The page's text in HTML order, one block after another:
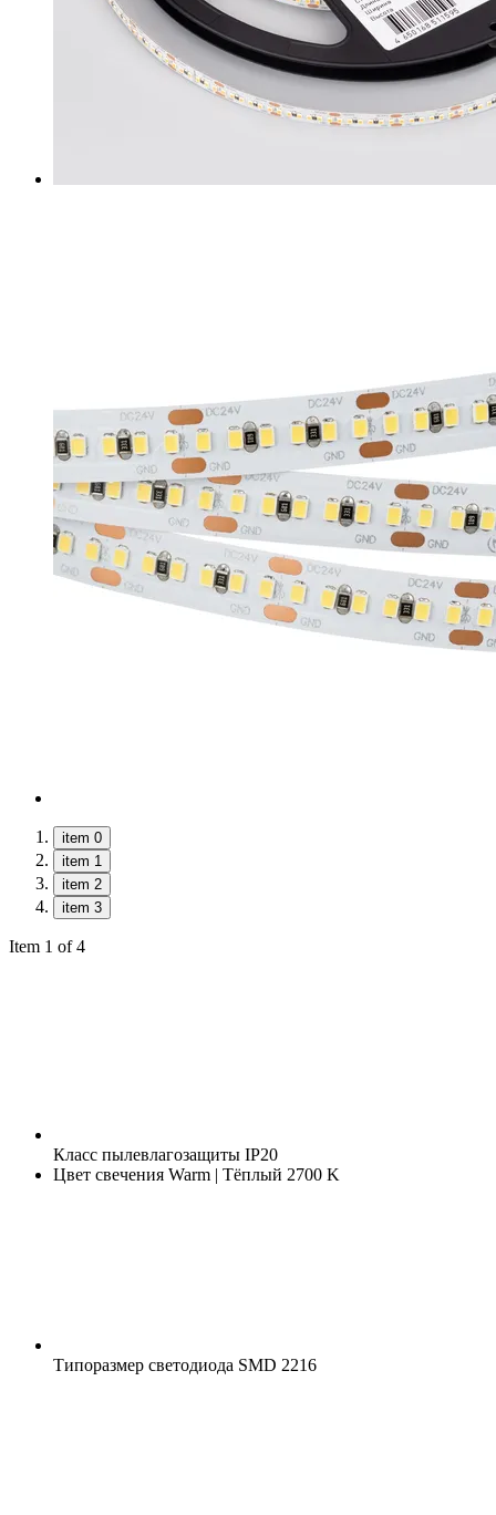
item 0
item 1
item 2
item 3
Item 1 of 4
Класс пылевлагозащиты IP20
Цвет свечения Warm | Тёплый 2700 K
Типоразмер светодиода SMD 2216